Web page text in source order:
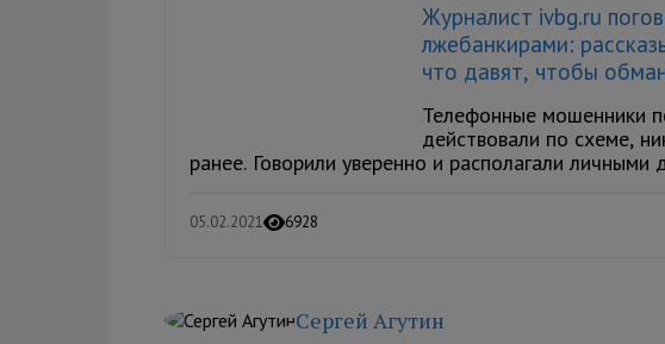
Журналист ivbg.ru
лжебанкирами:
что давят, чтобы
Телефонные мошенники
действовали по схеме,
ранее. Говорили уверенно и располагали личными
05.02.2021 6928
Сергей Агутин